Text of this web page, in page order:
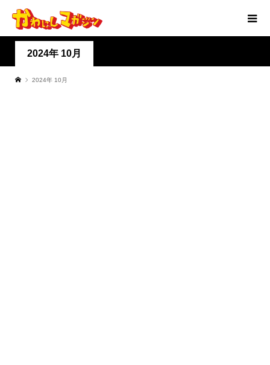
2024年 10月
2024年 10月